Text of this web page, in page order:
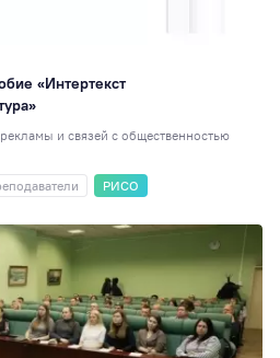
«Интертекст
и связей с общественностью
РИСО